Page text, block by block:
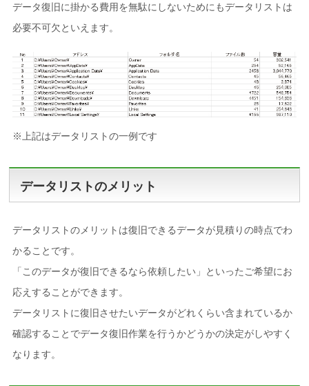
データ復旧に掛かる費用を無駄にしないためにもデータリストは
必要不可欠といえます。
※上記はデータリストの一例です
データリストのメリット
データリストのメリットは復旧できるデータが見積りの時点でわ
かることです。
「このデータが復旧できるなら依頼したい」といったご希望にお
応えすることができます。
データリストに復旧させたいデータがどれくらい含まれているか
確認することでデータ復旧作業を行うかどうかの決定がしやすく
なります。